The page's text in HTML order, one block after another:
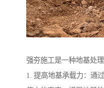
强夯施工是一种地基处
1. 提高地基承载力：通